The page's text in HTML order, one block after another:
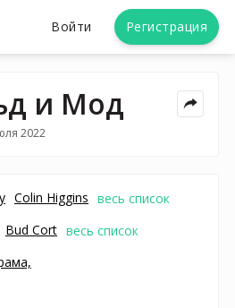
Войти Регистрация
и Мод
2022
Colin Higgins весь список
Bud Cort весь список